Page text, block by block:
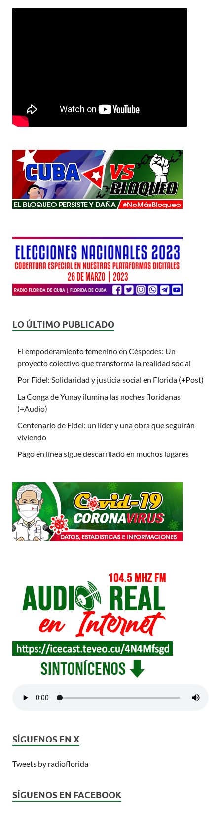
LO ÚLTIMO PUBLICADO
El empoderamiento femenino en Céspedes: Un
proyecto colectivo que transforma la realidad social
Por Fidel: Solidaridad y justicia social en Florida (+Post)
La Conga de Yunay ilumina las noches floridanas
(+Audio)
Centenario de Fidel: un líder y una obra que seguirán
viviendo
Pago en línea sigue descarrilado en muchos lugares
SÍGUENOS EN X
Tweets by radioflorida
SÍGUENOS EN FACEBOOK